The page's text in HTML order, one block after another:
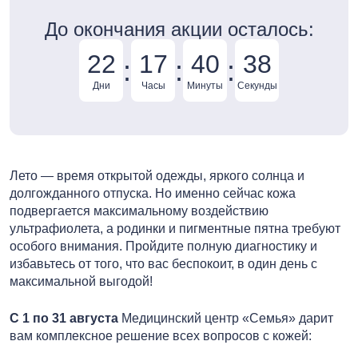
До окончания акции осталось:
22
Дни : 17
Часы : 40
Минуты : 37
Секунды
Лето — время открытой одежды, яркого солнца и
долгожданного отпуска. Но именно сейчас кожа
подвергается максимальному воздействию
ультрафиолета, а родинки и пигментные пятна требуют
особого внимания. Пройдите полную диагностику и
избавьтесь от того, что вас беспокоит, в один день с
максимальной выгодой!
С 1 по 31 августа Медицинский центр «Семья» дарит
вам комплексное решение всех вопросов с кожей: